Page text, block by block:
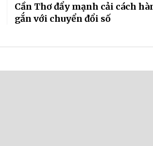
Cần Thơ đẩy mạnh cải cách
gắn với chuyển đổi số